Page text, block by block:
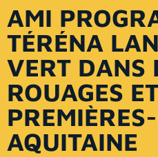
AMI
TÉRÉNA
VERT DANS
ROUAGES
AQUITAINE